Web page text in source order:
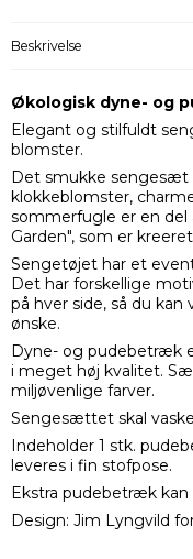
Beskrivelse
Økologisk dyne- og
Elegant og stilfuldt
blomster.
Det smukke sengesæt
klokkeblomster,
sommerfugle er en del
Garden", som er
Sengetøjet har et
Det har forskellige
på hver side, så du
ønske.
Dyne- og pudebetræk
i meget høj kvalitet.
miljøvenlige farver.
Sengesættet skal
Indeholder 1 stk.
leveres i fin stofpose.
Ekstra pudebetræk kan
Design: Jim Lyngvild